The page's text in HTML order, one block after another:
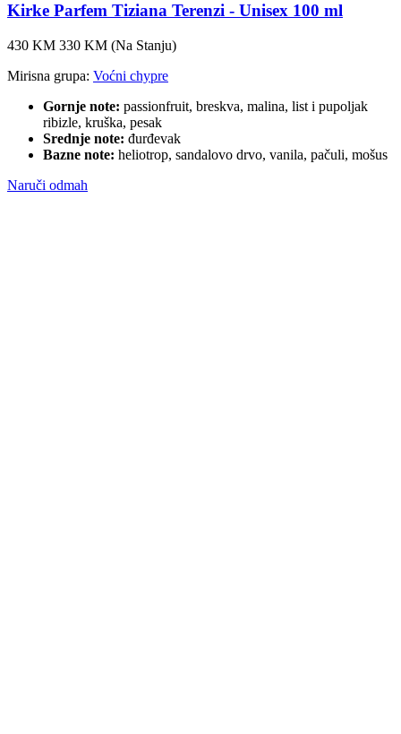
Kirke Parfem Tiziana Terenzi - Unisex 100 ml
430 KM 330 KM (Na Stanju)
Mirisna grupa: Voćni chypre
Gornje note: passionfruit, breskva, malina, list i pupoljak
ribizle, kruška, pesak
Srednje note: đurđevak
Bazne note: heliotrop, sandalovo drvo, vanila, pačuli, mošus
Naruči odmah